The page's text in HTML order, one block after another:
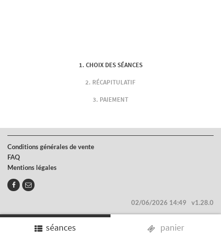
séances panier
CHOIX DES SÉANCES
RÉCAPITULATIF
PAIEMENT
Conditions générales de vente
FAQ
Mentions légales
02/06/2026 14:49 v1.28.0